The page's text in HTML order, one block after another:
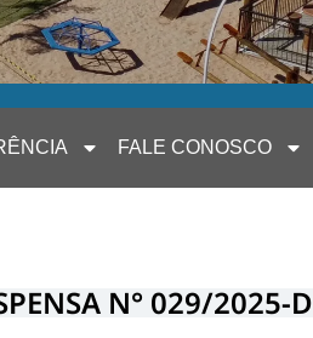
FALE CONOSCO
N° 029/2025-D